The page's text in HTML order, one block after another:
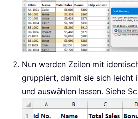
Nun werden Zeilen mit
gruppiert, damit sie sich leicht
und auswählen lassen. Siehe